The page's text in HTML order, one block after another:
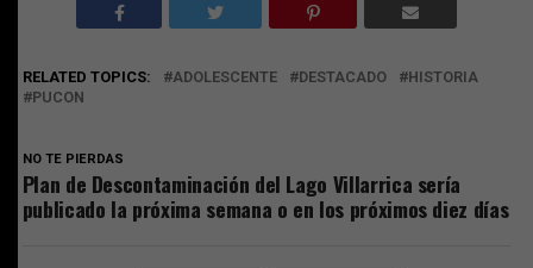
RELATED TOPICS: ADOLESCENTE DESTACADO
HISTORIA
PUCON
NO TE PIERDAS
Plan de Descontaminación del Lago Villarrica sería
publicado la próxima semana o en los próximos diez días